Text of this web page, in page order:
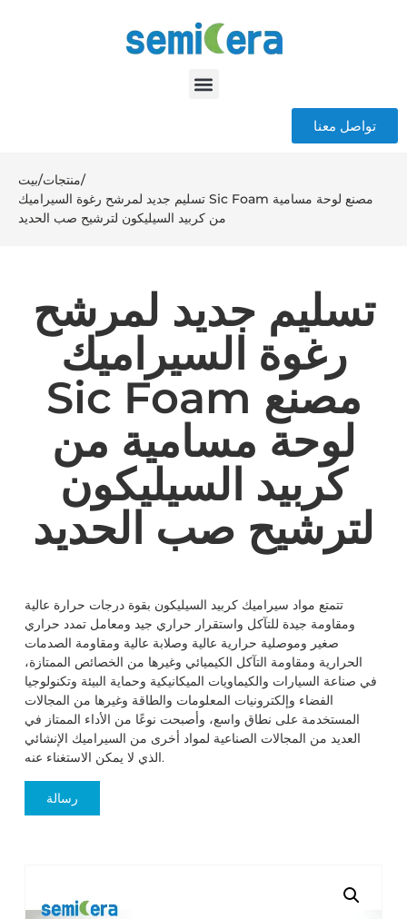
تواصل معنا
بيت/منتجات/
تسليم جديد لمرشح رغوة السيراميك Sic Foam مصنع لوحة مسامية
تسليم جديد لمرشح
رغوة السيراميك
Sic Foam مصنع
لوحة مسامية من
كربيد السيليكون
لترشيح صب الحديد
تتمتع مواد سيراميك كربيد السيليكون بقوة درجات حرارة عالية
ومقاومة جيدة للتآكل واستقرار حراري جيد ومعامل تمدد حراري
صغير وموصلية حرارية عالية وصلابة عالية ومقاومة الصدمات
الحرارية ومقاومة التآكل الكيميائي وغيرها من الخصائص الممتازة،
في صناعة السيارات والكيماويات الميكانيكية وحماية البيئة وتكنولوجيا
الفضاء وإلكترونيات المعلومات والطاقة وغيرها من المجالات
المستخدمة على نطاق واسع، وأصبحت نوعًا من الأداء الممتاز في
العديد من المجالات الصناعية لمواد أخرى من السيراميك الإنشائي
الذي لا يمكن الاستغناء عنه.
رسالة